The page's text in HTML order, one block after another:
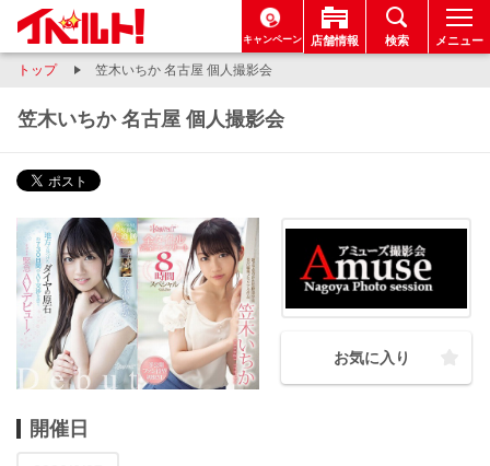
キャンペーン 店舗情報 検索 メニュー
トップ 笠木いちか 名古屋 個人撮影会
笠木いちか 名古屋 個人撮影会
お気に入り
開催日